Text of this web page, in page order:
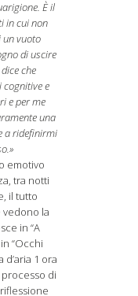
È il
in cui non
un vuoto
di uscire
che
e
e per me
una
a ridefinirmi
emotivo
tra notti
il tutto
vedono la
in “A
“Occhi
d’aria 1 ora
processo di